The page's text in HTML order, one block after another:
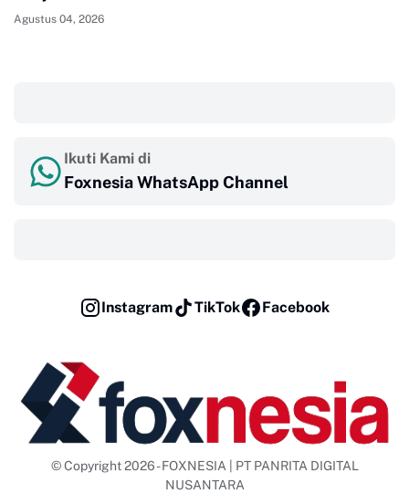
Agustus 04, 2026
Ikuti Kami di
Foxnesia WhatsApp Channel
Instagram TikTok Facebook
© Copyright 2026 - FOXNESIA | PT PANRITA DIGITAL
NUSANTARA